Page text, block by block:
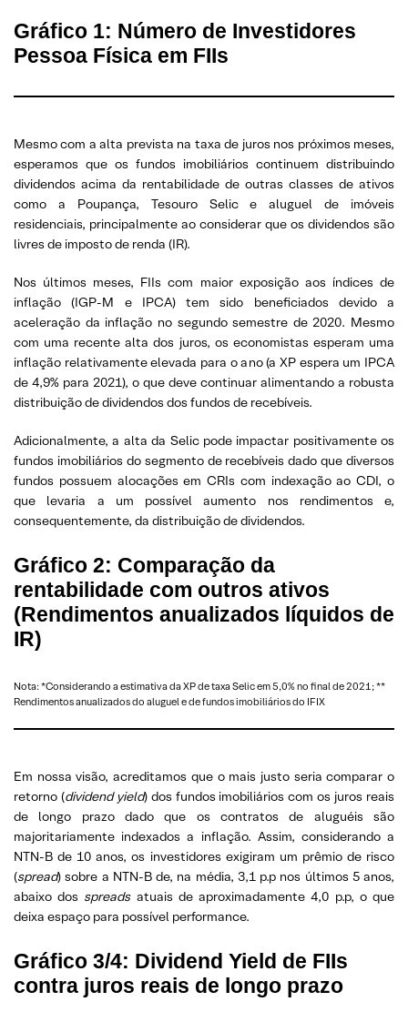
Gráfico 1: Número de Investidores
Pessoa Física em FIIs
Mesmo com a alta prevista na taxa de juros nos próximos meses,
esperamos que os fundos imobiliários continuem distribuindo
dividendos acima da rentabilidade de outras classes de ativos
como a Poupança, Tesouro Selic e aluguel de imóveis
residenciais, principalmente ao considerar que os dividendos são
livres de imposto de renda (IR).
Nos últimos meses, FIIs com maior exposição aos índices de
inflação (IGP-M e IPCA) tem sido beneficiados devido a
aceleração da inflação no segundo semestre de 2020. Mesmo
com uma recente alta dos juros, os economistas esperam uma
inflação relativamente elevada para o ano (a XP espera um IPCA
de 4,9% para 2021), o que deve continuar alimentando a robusta
distribuição de dividendos dos fundos de recebíveis.
Adicionalmente, a alta da Selic pode impactar positivamente os
fundos imobiliários do segmento de recebíveis dado que diversos
fundos possuem alocações em CRIs com indexação ao CDI, o
que levaria a um possível aumento nos rendimentos e,
consequentemente, da distribuição de dividendos.
Gráfico 2: Comparação da
rentabilidade com outros ativos
(Rendimentos anualizados líquidos de
IR)
Nota: *Considerando a estimativa da XP de taxa Selic em 5,0% no final de 2021; **
Rendimentos anualizados do aluguel e de fundos imobiliários do IFIX
Em nossa visão, acreditamos que o mais justo seria comparar o
retorno (dividend yield) dos fundos imobiliários com os juros reais
de longo prazo dado que os contratos de aluguéis são
majoritariamente indexados a inflação. Assim, considerando a
NTN-B de 10 anos, os investidores exigiram um prêmio de risco
(spread) sobre a NTN-B de, na média, 3,1 p.p nos últimos 5 anos,
abaixo dos spreadsatuais de aproximadamente 4,0 p.p, o que
deixa espaço para possível performance.
Gráfico 3/4: Dividend Yield de FIIs
contra juros reais de longo prazo